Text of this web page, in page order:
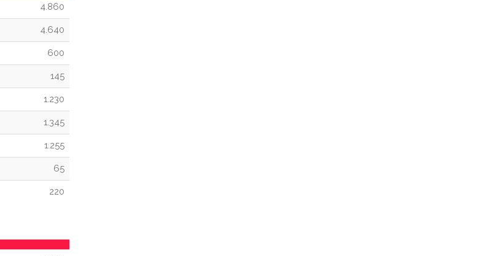
4.860
4.640
600
145
1.230
1.345
1.255
65
220